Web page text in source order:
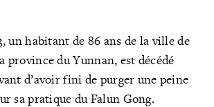
un habitant de 86 ans de la ville de
province du Yunnan, est décédé
d’avoir fini de purger une peine
sa pratique du Falun Gong.